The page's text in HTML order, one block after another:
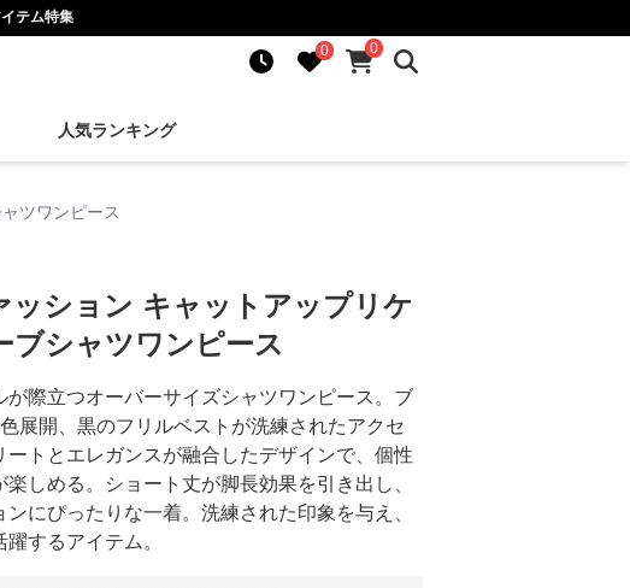
テム特集
0
0
人気ランキング
ツワンピース
ッション キャットアップリケ
ブシャツワンピース
が際立つオーバーサイズシャツワンピース。ブ
展開、黒のフリルベストが洗練されたアクセ
ートとエレガンスが融合したデザインで、個性
しめる。ショート丈が脚長効果を引き出し、
にぴったりな一着。洗練された印象を与え、
するアイテム。